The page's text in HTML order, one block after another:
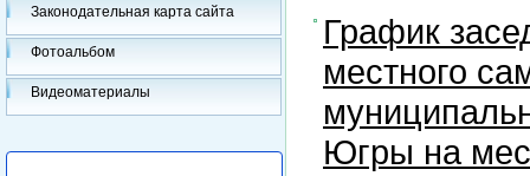
Законодательная карта сайта
Фотоальбом
Видеоматериалы
График
местного
Югры на